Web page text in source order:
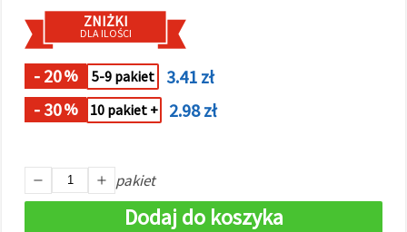
wskazać
swoje
preferencje
Ustawieniach,
wybierając
dany typ
plików
przycisk
"Zapisz"
ZNIŻKI
DLA ILOŚCI
- 20% 5-9 pakiet
3.41 zł
- 30% 10 pakiet + 2.98 zł
pakiet
Dodaj do koszyka